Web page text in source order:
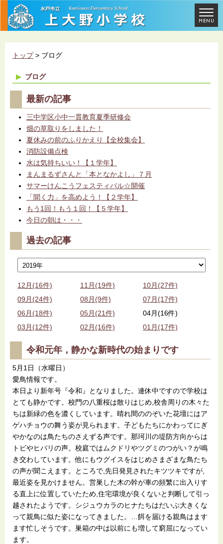
トップ> ブログ
ブログ
最新の記事
三中学区小中一貫教育夏季研修会
畑の草取りをしました！
夏休みの前のふりかえり【全校集会】
消防設備点検
水は気持ちいい！【１学年】
まんまるずさんと「本となかよし」７月
サマーけんこうフェスティバル☆開催
「聞く力」を高めよう！【２学年】
もう1回！もう１回！【５学年】
今日の朝は・・・
過去の記事
12月(16件) 11月(19件)
10月(27件)
09月(24件)
08月(9件)
07月(17件)
06月(18件)
05月(21件)
04月(16件)
03月(12件)
02月(16件) 01月(17件)
令和元年，静かな新時代の始まりです
5月1日（水曜日）
愛鳥情報です。
本日より新年号『令和』となりました。連休中ですので学校は
とても静かです。校門の八重桜は散りはじめ,校舎周りの木々た
ちは新緑の色を濃くしています。晴れ間ののぞいた花壇にはア
ゲハチョウの舞う姿が見られます。子どもたちにかわってにぎ
やかなのは鳥たちのさえずる声です。那珂川の堤防方向からは
トビやヒバリの声。校庭ではムクドリやツグミのつがい？が鳴
き交わしています。他にもウグイスをはじめさまざまな鳥たち
の声が聞こえます。ところで,先日発見されたキツツキですが,
最近姿を見かけません。営巣した木の幹が車の頻繁に出入りす
る直上に位置していたため,住宅環境が良くないと判断して引っ
越されたようです。シジュウカラのヒナたちはだいぶ大きくな
って親鳥に似た姿になってきました。…餌を届ける親鳥はます
ます忙しそうです。巣箱の中は以前にも増して窮屈になってい
ます。